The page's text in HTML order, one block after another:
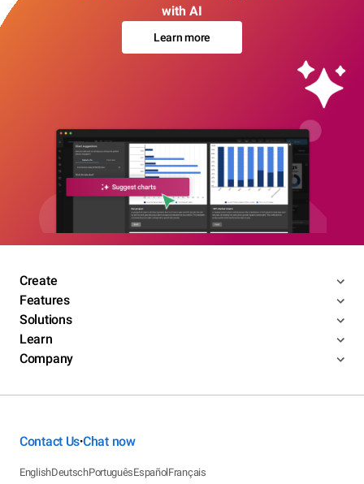
with AI
Learn more
Create
Features
Solutions
Learn
Company
Contact Us•Chat now
EnglishDeutschPortuguêsEspañolFrançais